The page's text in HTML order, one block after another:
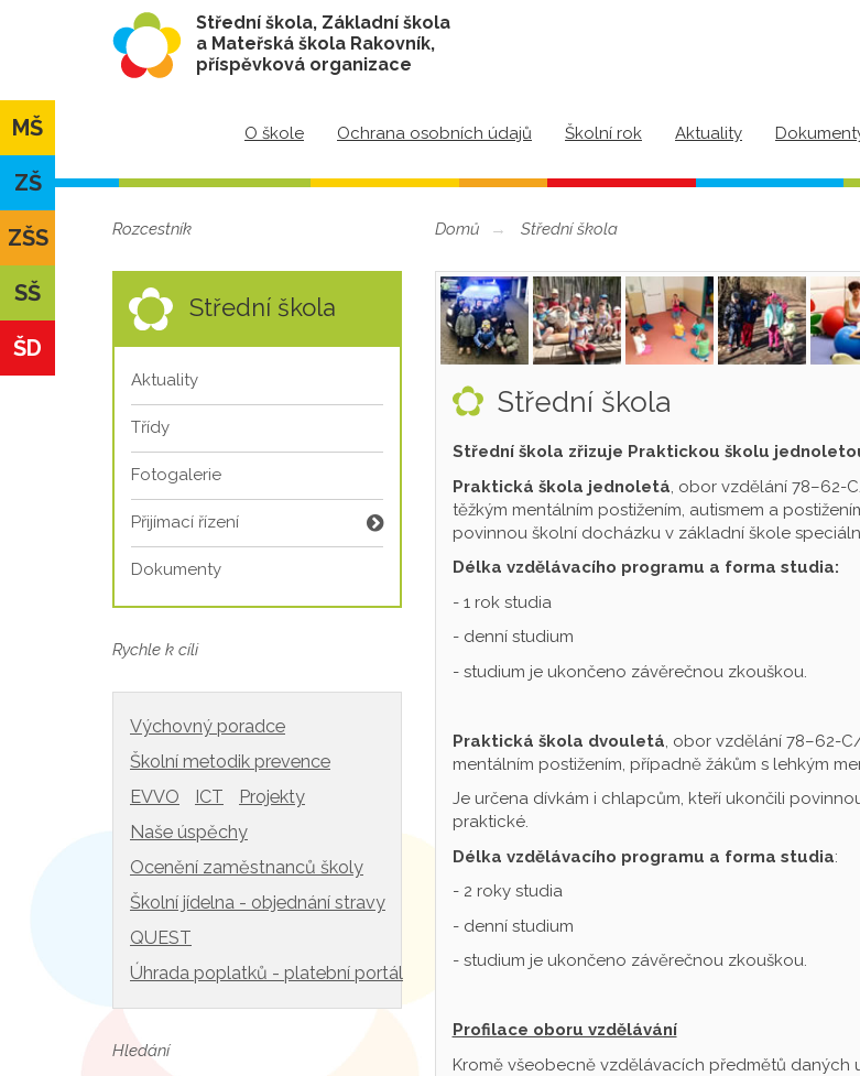
Střední škola, Základní škola
a Mateřská škola Rakovník,
příspěvková organizace
O škole Ochrana osobních údajů Školní rok Aktuality
MŠ
ZŠ
ZŠS
SŠ
ŠD
Rozcestník
Střední škola
Aktuality
Třídy
Fotogalerie
Přijímací řízení
Dokumenty
Rychle k cíli
Výchovný poradce
Školní metodik prevence
EVVO
ICT
Projekty
Naše úspěchy
Ocenění zaměstnanců školy
Školní jídelna - objednání stravy
QUEST
Úhrada poplatků - platební portál
Hledání
Domů Střední škola
Střední škola
Střední škola zřizuje Praktickou školu
Praktická škola jednoletá, obor vzdělání 78–62-
těžkým mentálním postižením, autismem a
povinnou školní docházku v základní škole
Délka vzdělávacího programu a forma studia:
- 1 rok studia
- denní studium
- studium je ukončeno závěrečnou zkouškou.
Praktická škola dvouletá, obor vzdělání 78–62-
mentálním postižením, případně žákům s lehkým
Je určena dívkám i chlapcům, kteří ukončili
praktické.
Délka vzdělávacího programu a forma studia:
- 2 roky studia
- denní studium
- studium je ukončeno závěrečnou zkouškou.
Profilace oboru vzdělávání
Kromě všeobecně vzdělávacích předmětů daných